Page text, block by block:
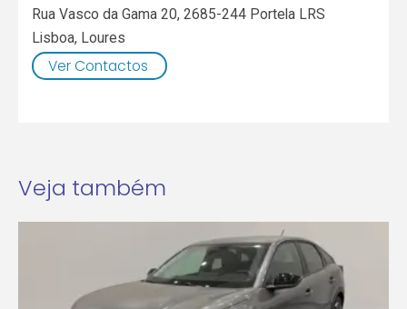
Rua Vasco da Gama 20, 2685-244 Portela LRS
Lisboa, Loures
Ver Contactos
Veja também